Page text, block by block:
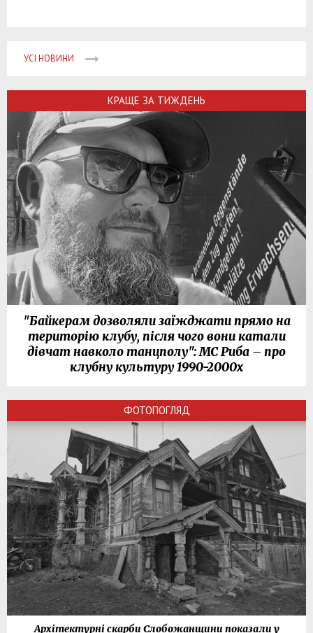
УСІ НОВИНИ
КРАЩЕ ЗА ТИЖДЕНЬ
"Байкерам дозволяли заїжджати прямо на
територію клубу, після чого вони катали
дівчат навколо танцполу": МС Риба – про
клубну культуру 1990-2000х
ФОТОПОГЛЯД
Архітектурні скарби Слобожанщини показали у